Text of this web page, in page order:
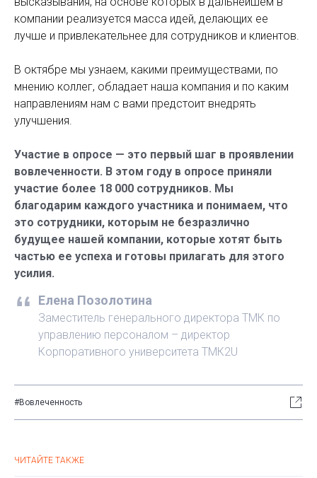
компании реализуется масса идей, делающих ее
лучше и привлекательнее для сотрудников и клиентов.
В октябре мы узнаем, какими преимуществами, по
мнению коллег, обладает наша компания и по каким
направлениям нам с вами предстоит внедрять
улучшения.
Участие в опросе — это первый шаг в проявлении
вовлеченности. В этом году в опросе приняли
участие более 18 000 сотрудников. Мы
благодарим каждого участника и понимаем, что
это сотрудники, которым не безразлично
будущее нашей компании, которые хотят быть
частью ее успеха и готовы прилагать для этого
усилия.
Елена Позолотина
Заместитель генерального директора ТМК по
управлению персоналом – директор
Корпоративного университета ТМК2U
#Вовлеченность
ЧИТАЙТЕ ТАКЖЕ